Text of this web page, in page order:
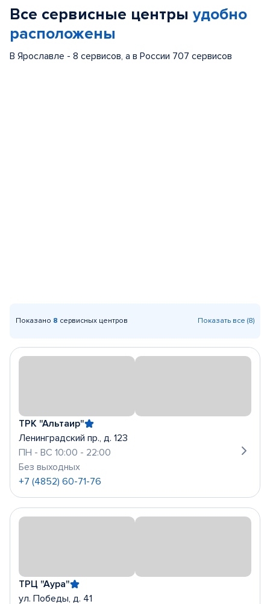
Все сервисные центры удобно
расположены
В Ярославле - 8 сервисов, а в России 707 сервисов
Показано 8 сервисных центров Показать все (8)
ТРК "Альтаир"
Ленинградский пр., д. 123
ПН - ВС 10:00 - 22:00
Без выходных
+7 (4852) 60-71-76
ТРЦ "Аура"
ул. Победы, д. 41